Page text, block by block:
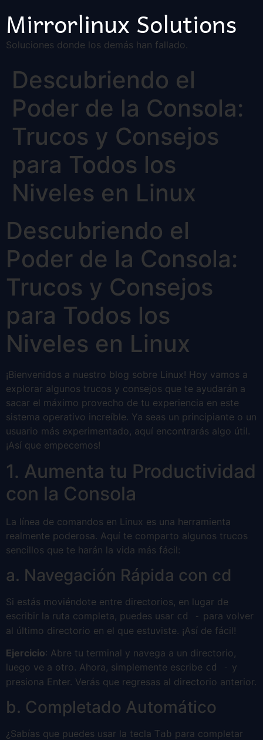
Mirrorlinux Solutions
Soluciones donde los demás han fallado.
Descubriendo el
Poder de la Consola:
Trucos y Consejos
para Todos los
Niveles en Linux
Descubriendo el
Poder de la Consola:
Trucos y Consejos
para Todos los
Niveles en Linux
¡Bienvenidos a nuestro blog sobre Linux! Hoy vamos a
explorar algunos trucos y consejos que te ayudarán a
sacar el máximo provecho de tu experiencia en este
sistema operativo increíble. Ya seas un principiante o un
usuario más experimentado, aquí encontrarás algo útil.
¡Así que empecemos!
1. Aumenta tu Productividad
con la Consola
La línea de comandos en Linux es una herramienta
realmente poderosa. Aquí te comparto algunos trucos
sencillos que te harán la vida más fácil:
a. Navegación Rápida con cd
Si estás moviéndote entre directorios, en lugar de
escribir la ruta completa, puedes usar cd - para volver
al último directorio en el que estuviste. ¡Así de fácil!
Ejercicio: Abre tu terminal y navega a un directorio,
luego ve a otro. Ahora, simplemente escribe cd - y
presiona Enter. Verás que regresas al directorio anterior.
b. Completado Automático
¿Sabías que puedes usar la tecla Tab para completar